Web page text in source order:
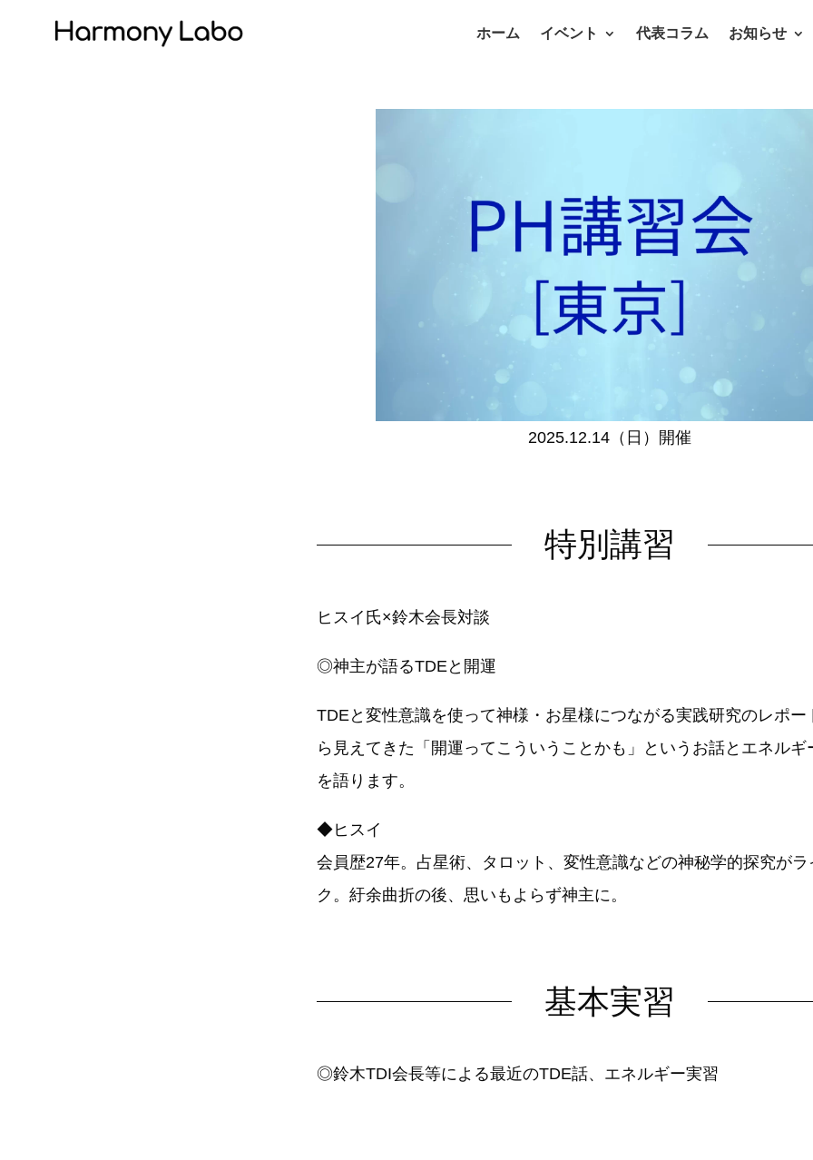
ホーム イベント 代表コラム お知らせ
2025.12.14（日）開催
特別講習
ヒスイ氏×鈴木会長対談
◎神主が語るTDEと開運
TDEと変性意識を使って神様・お星様につながる実践研究のレポー
ら見えてきた「開運ってこういうことかも」というお話とエネルギ
を語ります。
◆ヒスイ
会員歴27年。占星術、タロット、変性意識などの神秘学的探究が
ク。紆余曲折の後、思いもよらず神主に。
基本実習
◎鈴木TDI会長等による最近のTDE話、エネルギー実習